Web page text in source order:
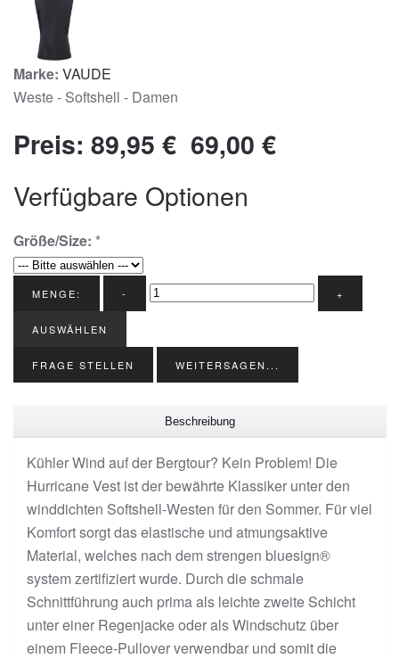
Marke: VAUDE
Weste - Softshell - Damen
Preis: 89,95 € 69,00 €
Verfügbare Optionen
Größe/Size: *
MENGE: - +
AUSWÄHLEN
FRAGE STELLEN WEITERSAGEN...
Beschreibung
Kühler Wind auf der Bergtour? Kein Problem! Die
Hurricane Vest ist der bewährte Klassiker unter den
winddichten Softshell-Westen für den Sommer. Für viel
Komfort sorgt das elastische und atmungsaktive
Material, welches nach dem strengen bluesign®
system zertifiziert wurde. Durch die schmale
Schnittführung auch prima als leichte zweite Schicht
unter einer Regenjacke oder als Windschutz über
einem Fleece-Pullover verwendbar und somit die